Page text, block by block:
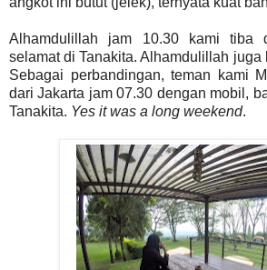
Alhamdulillah jam 10.30 kami tiba
selamat di Tanakita. Alhamdulillah juga
Sebagai perbandingan, teman kami
dari Jakarta jam 07.30 dengan mobil,
Tanakita. Yes it was a long weekend.